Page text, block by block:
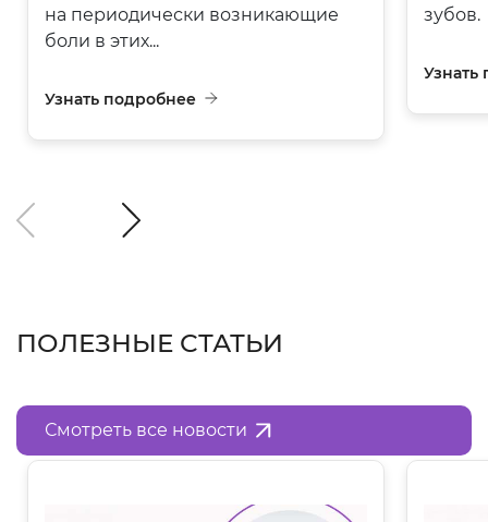
на периодически возникающие
боли в этих...
Узнать подробнее
зубов.
Узнать
ПОЛЕЗНЫЕ СТАТЬИ
Смотреть все новости